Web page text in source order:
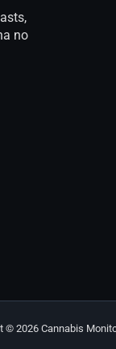
no
© 2026 Cannabis